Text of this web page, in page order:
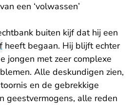
een ‘volwassen’
buiten kijf dat hij een
heeft begaan. Hij blijft echter
jongen met zeer complexe
Alle deskundigen zien,
en de gebrekkige
geestvermogens, alle reden